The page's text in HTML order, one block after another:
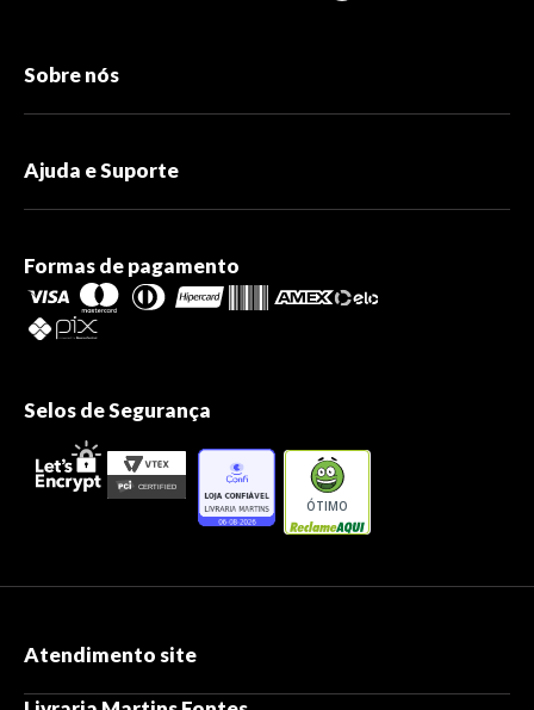
Sobre nós
Ajuda e Suporte
Formas de pagamento
Selos de Segurança
ÓTIMO
Atendimento site